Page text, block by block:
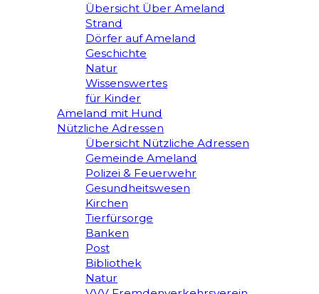
Übersicht Über Ameland
Strand
Dörfer auf Ameland
Geschichte
Natur
Wissenswertes
für Kinder
Ameland mit Hund
Nützliche Adressen
Übersicht Nützliche Adressen
Gemeinde Ameland
Polizei & Feuerwehr
Gesundheitswesen
Kirchen
Tierfürsorge
Banken
Post
Bibliothek
Natur